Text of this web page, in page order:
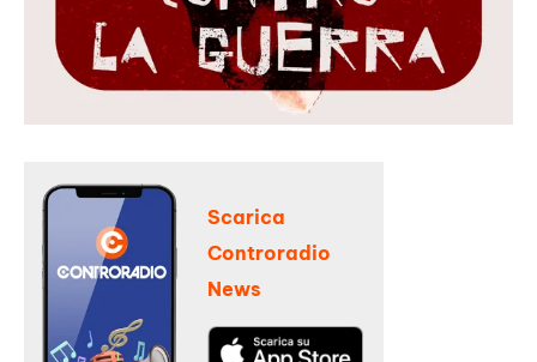
Scarica
Controradio
News